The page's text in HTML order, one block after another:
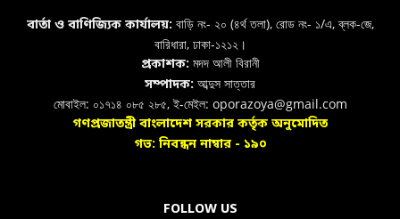
বার্তা ও বাণিজ্যিক কার্যালয়: বাড়ি নং- ২০ (৪র্থ তলা), রোড নং- ১/এ, ব্লক-জে,
বারিধারা, ঢাকা-১২১২।
প্রকাশক:মদদ আলী বিরানী
সম্পাদক: আব্দুস সাত্তার
মোবাইল: ০১৭১৪ ০৮৫ ২৮৫, ই-মেইল: oporazoya@gmail.com
গণপ্রজাতন্ত্রী বাংলাদেশ সরকার কর্তৃক অনুমোদিত
গভ: নিবন্ধন নাম্বার - ১৯০
FOLLOW US